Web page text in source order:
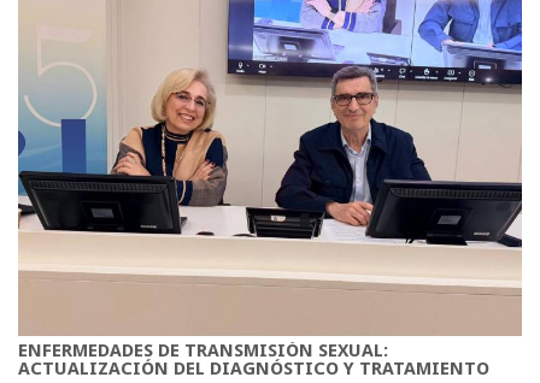
ENFERMEDADES DE TRANSMISIÓN SEXUAL:
ACTUALIZACIÓN DEL DIAGNÓSTICO Y TRATAMIENTO